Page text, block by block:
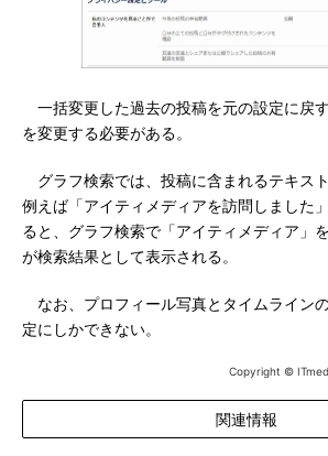
一括変更した過去の投稿を元の設定に戻
を変更する必要がある。
グラフ検索では、投稿に含まれるテキスト
例えば「アイティメディアを訪問しました
ると、グラフ検索で「アイティメディア」
が検索結果として表示される。
なお、プロフィール写真とタイムライン
定にしかできない。
Copyright ©
関連情報